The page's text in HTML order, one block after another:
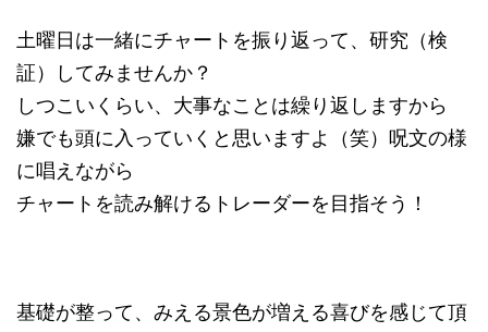
土曜日は一緒にチャートを振り返って、研究（検
証）してみませんか？
しつこいくらい、大事なことは繰り返しますから
嫌でも頭に入っていくと思いますよ（笑）呪文の様
に唱えながら
チャートを読み解けるトレーダーを目指そう！
基礎が整って、みえる景色が増える喜びを感じて頂